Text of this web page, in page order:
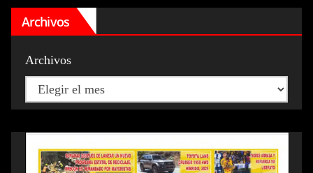
Archivos
Archivos